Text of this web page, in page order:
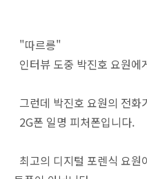
"따르릉"
인터뷰 도중 박진호 요원에
그런데 박진호 요원의 전화
2G폰 일명 피처폰입니다.
최고의 디지털 포렌식 요